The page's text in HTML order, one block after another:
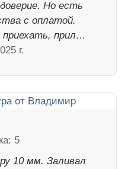
Но есть
с оплатой.
прил…
г.
10 мм. Заливал